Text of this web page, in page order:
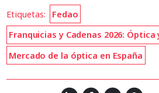
Etiquetas:
Fedao
Franquicias y Cadenas 2026: Óptica
Mercado de la óptica en España